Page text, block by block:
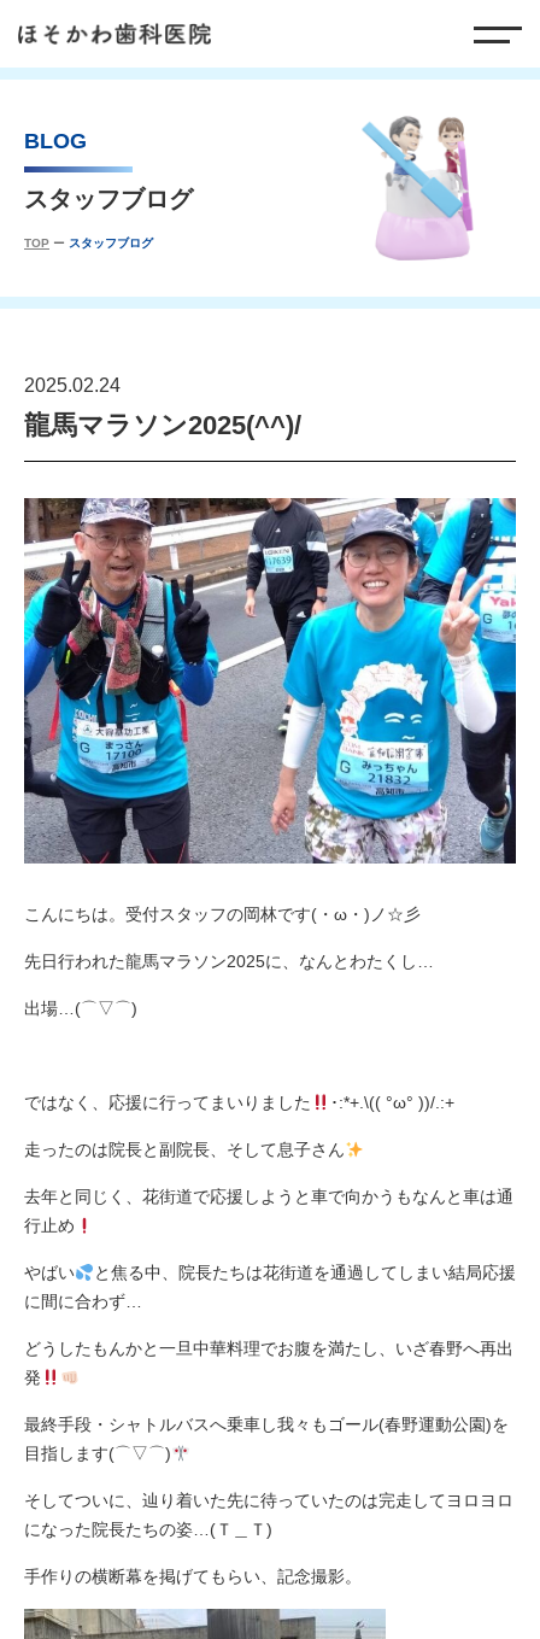
BLOG
スタッフブログ
TOP スタッフブログ
2025.02.24
龍馬マラソン2025(^^)/
こんにちは。受付スタッフの岡林です(・ω・)ノ☆彡
先日行われた龍馬マラソン2025に、なんとわたくし…
出場…(⌒▽⌒)
ではなく、応援に行ってまいりました ･:*+.\(( °ω° ))/.:+
走ったのは院長と副院長、そして息子さん
去年と同じく、花街道で応援しようと車で向かうもなんと車は通
行止め
やばい
と焦る中、院長たちは花街道を通過してしまい結局応援
に間に合わず…
どうしたもんかと一旦中華料理でお腹を満たし、いざ春野へ再出
発
最終手段・シャトルバスへ乗車し我々もゴール(春野運動公園)を
目指します(⌒▽⌒)
そしてついに、辿り着いた先に待っていたのは完走してヨロヨロ
になった院長たちの姿…(Ｔ＿Ｔ)
手作りの横断幕を掲げてもらい、記念撮影。